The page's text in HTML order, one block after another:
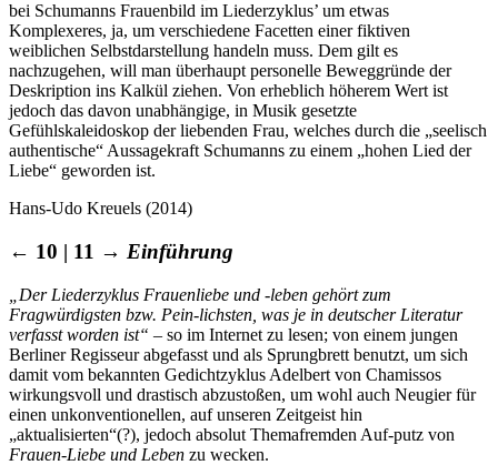
Diese Zeilen mögen am Beginn dieser Schrift andeuten, dass es sich
bei Schumanns Frauenbild im Liederzyklus’ um etwas
Komplexeres, ja, um verschiedene Facetten einer fiktiven
weiblichen Selbstdarstellung handeln muss. Dem gilt es
nachzugehen, will man überhaupt personelle Beweggründe der
Deskription ins Kalkül ziehen. Von erheblich höherem Wert ist
jedoch das davon unabhängige, in Musik gesetzte
Gefühlskaleidoskop der liebenden Frau, welches durch die „seelisch
authentische“ Aussagekraft Schumanns zu einem „hohen Lied der
„Der Liederzyklus Frauenliebe und -leben gehört zum
Fragwürdigsten bzw. Pein-lichsten, was je in deutscher Literatur
verfasst worden ist“– so im Internet zu lesen; von einem jungen
Berliner Regisseur abgefasst und als Sprungbrett benutzt, um sich
damit vom bekannten Gedichtzyklus Adelbert von Chamissos
wirkungsvoll und drastisch abzustoßen, um wohl auch Neugier für
einen unkonventionellen, auf unseren Zeitgeist hin
„aktualisierten“(?), jedoch absolut Themafremden Auf-putz von